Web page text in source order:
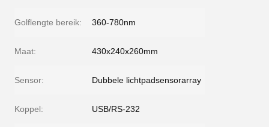
Golflengte bereik: 360-780nm
Maat: 430x240x260mm
Sensor: Dubbele lichtpadsensorarray
Koppel: USB/RS-232